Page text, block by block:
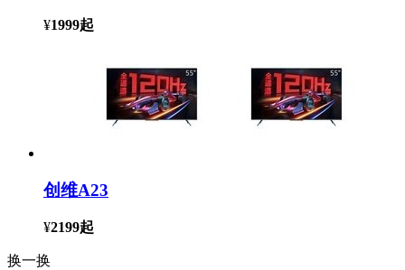
¥1999起
创维A23
¥2199起
换一换